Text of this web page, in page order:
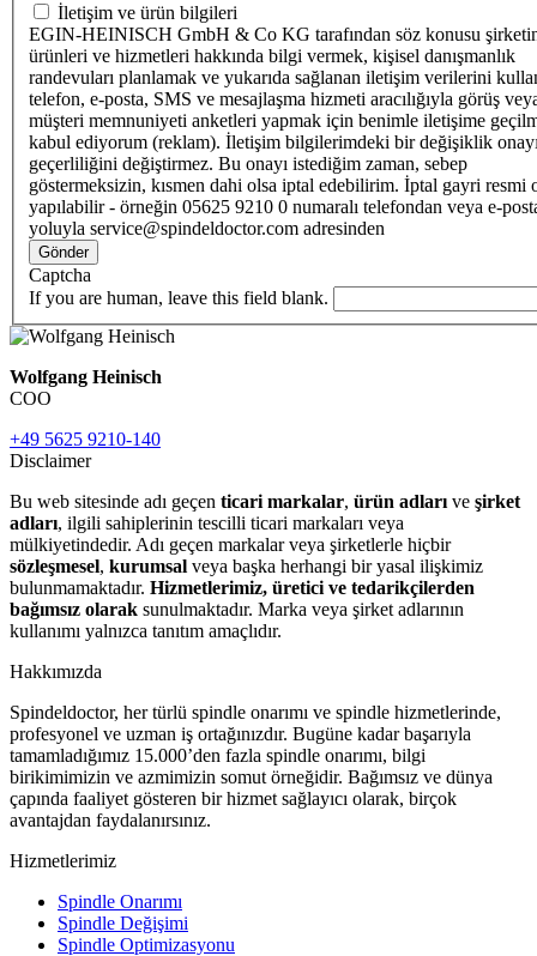
İletişim ve ürün bilgileri
EGIN-HEINISCH GmbH & Co KG tarafından söz konusu
ürünleri ve hizmetleri hakkında bilgi vermek, kişisel danışmanlık
randevuları planlamak ve yukarıda sağlanan iletişim verilerini
telefon, e-posta, SMS ve mesajlaşma hizmeti aracılığıyla görüş
müşteri memnuniyeti anketleri yapmak için benimle iletişime
kabul ediyorum (reklam). İletişim bilgilerimdeki bir değişiklik
geçerliliğini değiştirmez. Bu onayı istediğim zaman, sebep
göstermeksizin, kısmen dahi olsa iptal edebilirim. İptal gayri resmi
yapılabilir - örneğin 05625 9210 0 numaralı telefondan veya e-
yoluyla service@spindeldoctor.com adresinden
Gönder
Captcha
If you are human, leave this field blank.
Wolfgang Heinisch
COO
+49 5625 9210-140
Disclaimer
Bu web sitesinde adı geçen ticari markalar, ürün adları ve şirket
adları, ilgili sahiplerinin tescilli ticari markaları veya
mülkiyetindedir. Adı geçen markalar veya şirketlerle hiçbir
sözleşmesel, kurumsal veya başka herhangi bir yasal ilişkimiz
bulunmamaktadır. Hizmetlerimiz, üretici ve tedarikçilerden
bağımsız olarak sunulmaktadır. Marka veya şirket adlarının
kullanımı yalnızca tanıtım amaçlıdır.
Hakkımızda
Spindeldoctor, her türlü spindle onarımı ve spindle hizmetlerinde,
profesyonel ve uzman iş ortağınızdır. Bugüne kadar başarıyla
tamamladığımız 15.000’den fazla spindle onarımı, bilgi
birikimimizin ve azmimizin somut örneğidir. Bağımsız ve dünya
çapında faaliyet gösteren bir hizmet sağlayıcı olarak, birçok
avantajdan faydalanırsınız.
Hizmetlerimiz
Spindle Onarımı
Spindle Değişimi
Spindle Optimizasyonu